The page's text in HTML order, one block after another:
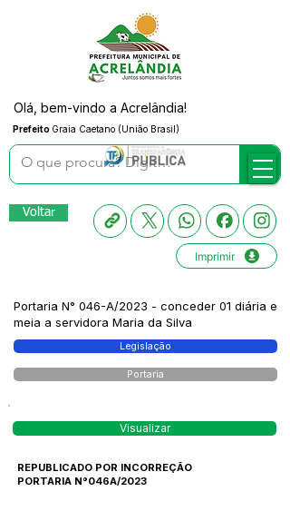
Prefeito Graia Caetano (União Brasil)
Olá, bem-vindo a Acrelândia!
Voltar
Imprimir
Portaria N° 046-A/2023 - conceder 01 diária e
meia a servidora Maria da Silva
Legislação
Portaria
Visualizar
REPUBLICADO POR INCORREÇÃO
PORTARIA N°046A/2023